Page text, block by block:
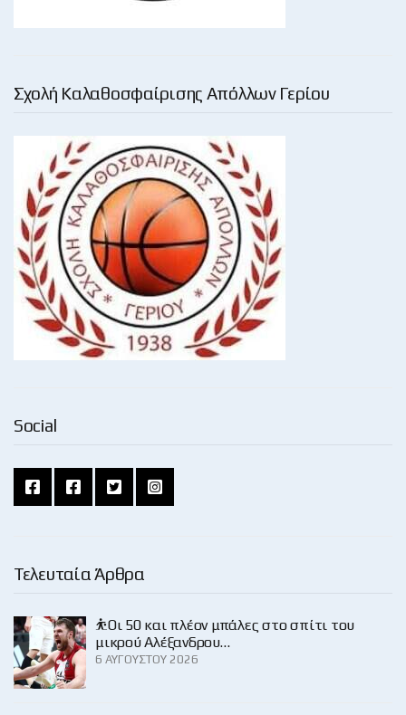
Σχολή Καλαθοσφαίρισης Απόλλων Γερίου
Social
Τελευταία Άρθρα
⛹️Οι 50 και πλέον μπάλες στο σπίτι του
μικρού Αλέξανδρου…
6 ΑΥΓΟΎΣΤΟΥ 2026